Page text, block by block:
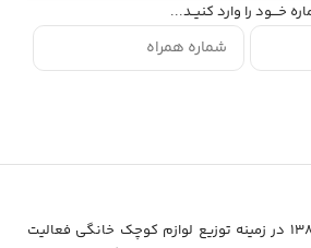
خـــود را وارد کنیــد...
ما در کیان کالا از سال 1385 در زمینه توزیع لوازم کوچک خانگی فعالیت